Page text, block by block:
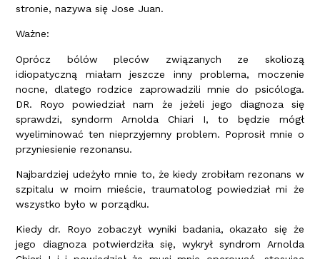
stronie, nazywa się Jose Juan.
Ważne:
Oprócz bólów pleców związanych ze skoliozą
idiopatyczną miałam jeszcze inny problema, moczenie
nocne, dlatego rodzice zaprowadzili mnie do psicóloga.
DR. Royo powiedział nam że jeżeli jego diagnoza się
sprawdzi, syndorm Arnolda Chiari I, to będzie mógł
wyeliminować ten nieprzyjemny problem. Poprosił mnie o
przyniesienie rezonansu.
Najbardziej udeżyło mnie to, że kiedy zrobiłam rezonans w
szpitalu w moim mieście, traumatolog powiedział mi że
wszystko było w porządku.
Kiedy dr. Royo zobaczył wyniki badania, okazało się że
jego diagnoza potwierdziła się, wykrył syndrom Arnolda